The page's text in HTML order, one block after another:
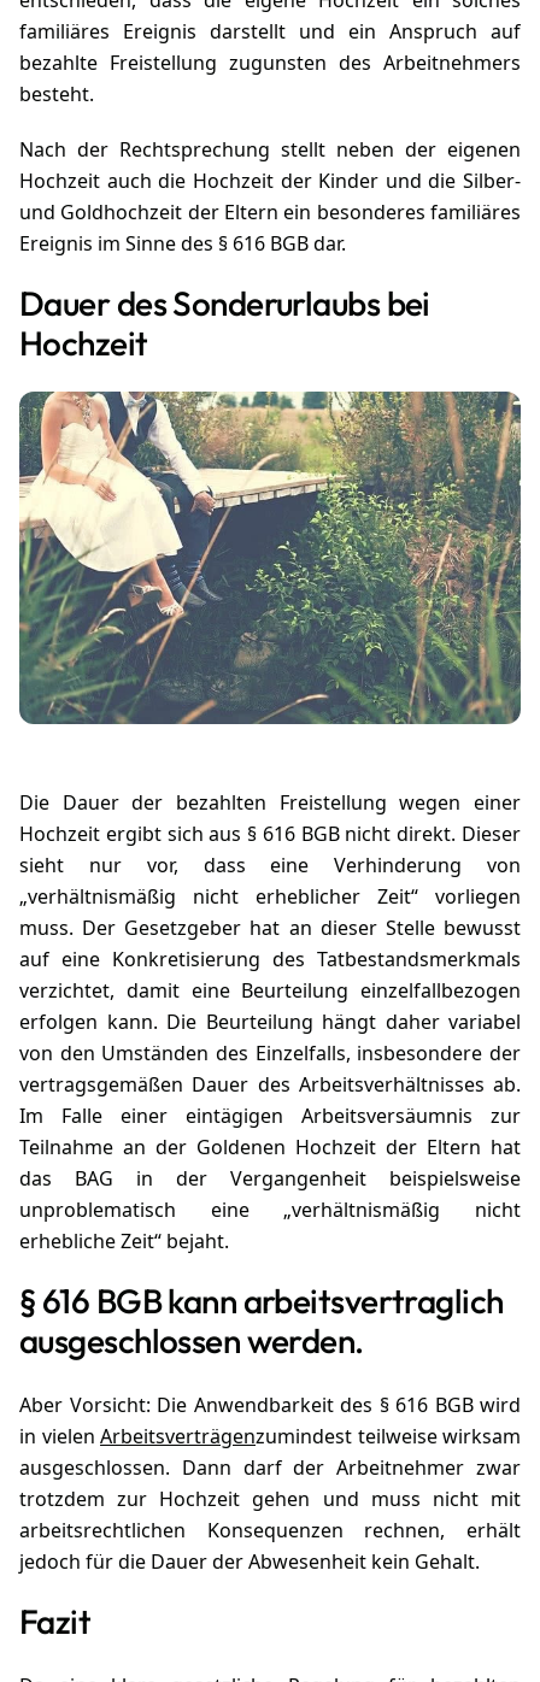
familiäres Ereignis darstellt und ein Anspruch auf
bezahlte Freistellung zugunsten des Arbeitnehmers
besteht.
Nach der Rechtsprechung stellt neben der eigenen
Hochzeit auch die Hochzeit der Kinder und die Silber-
und Goldhochzeit der Eltern ein besonderes familiäres
Ereignis im Sinne des § 616 BGB dar.
Dauer des Sonderurlaubs bei
Hochzeit
Die Dauer der bezahlten Freistellung wegen einer
Hochzeit ergibt sich aus § 616 BGB nicht direkt. Dieser
sieht nur vor, dass eine Verhinderung von
„verhältnismäßig nicht erheblicher Zeit“ vorliegen
muss. Der Gesetzgeber hat an dieser Stelle bewusst
auf eine Konkretisierung des Tatbestandsmerkmals
verzichtet, damit eine Beurteilung einzelfallbezogen
erfolgen kann. Die Beurteilung hängt daher variabel
von den Umständen des Einzelfalls, insbesondere der
vertragsgemäßen Dauer des Arbeitsverhältnisses ab.
Im Falle einer eintägigen Arbeitsversäumnis zur
Teilnahme an der Goldenen Hochzeit der Eltern hat
das BAG in der Vergangenheit beispielsweise
unproblematisch eine „verhältnismäßig nicht
erhebliche Zeit“ bejaht.
§ 616 BGB kann arbeitsvertraglich
ausgeschlossen werden.
Aber Vorsicht: Die Anwendbarkeit des § 616 BGB wird
in vielen Arbeitsverträgenzumindest teilweise wirksam
ausgeschlossen. Dann darf der Arbeitnehmer zwar
trotzdem zur Hochzeit gehen und muss nicht mit
arbeitsrechtlichen Konsequenzen rechnen, erhält
jedoch für die Dauer der Abwesenheit kein Gehalt.
Fazit